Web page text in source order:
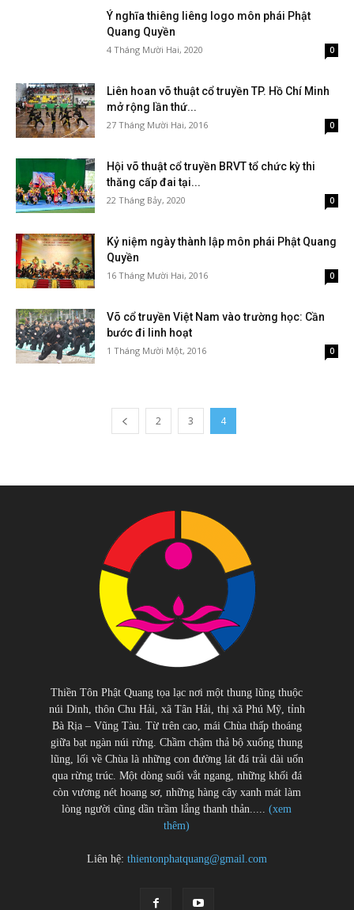
Ý nghĩa thiêng liêng logo môn phái Phật
Quang Quyền
4 Tháng Mười Hai, 2020 0
Liên hoan võ thuật cổ truyền TP. Hồ Chí Minh
mở rộng lần thứ...
27 Tháng Mười Hai, 2016 0
Hội võ thuật cổ truyền BRVT tổ chức kỳ thi
thăng cấp đai tại...
22 Tháng Bảy, 2020 0
Kỷ niệm ngày thành lập môn phái Phật Quang
Quyền
16 Tháng Mười Hai, 2016 0
Võ cổ truyền Việt Nam vào trường học: Cần
bước đi linh hoạt
1 Tháng Mười Một, 2016 0
2 3 4
Thiền Tôn Phật Quang tọa lạc nơi một thung lũng thuộc
núi Dinh, thôn Chu Hải, xã Tân Hải, thị xã Phú Mỹ, tỉnh
Bà Rịa – Vũng Tàu. Từ trên cao, mái Chùa thấp thoáng
giữa bạt ngàn núi rừng. Chầm chậm thả bộ xuống thung
lũng, lối về Chùa là những con đường lát đá trải dài uốn
qua rừng trúc. Một dòng suối vắt ngang, những khối đá
còn vương nét hoang sơ, những hàng cây xanh mát làm
lòng người cũng dần trầm lắng thanh thản.....(xem
thêm)
Liên hệ: thientonphatquang@gmail.com